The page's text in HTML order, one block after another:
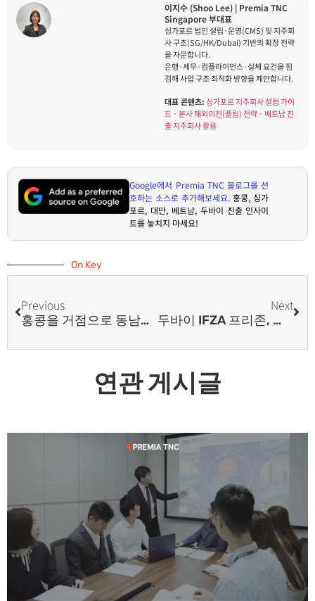
이지수 (Shoo Lee) | Premia TNC
Singapore 부대표
싱가포르 법인 설립·운영(CMS) 및 지주회
사 구조(SG/HK/Dubai) 기반의 확장 전략
을 자문합니다.
은행·세무·컴플라이언스·실체 요건을 점
검해 사업 구조 최적화 방향을 제안합니다.
대표 콘텐츠: 싱가포르 지주회사 설립 가이
드 · 본사 해외이전(플립) 전략 · 베트남 진
출 지주회사 활용
Google에서 Premia TNC블로그를 선
호하는 소스로 추가해보세요. 홍콩,싱가
포르, 대만, 베트남, 두바이 진출 인사이
트를 놓치지 마세요!
On Key
Previous
홍콩을 거점으로 동남아 시장을 공략하는 전략 🎯 – 크로스보더 이커머스를 활용한 글로벌 확장
Next
두바이 IFZA 프리존, 기업가를 위한 최고의 비즈니스 중심지
연관 게시글